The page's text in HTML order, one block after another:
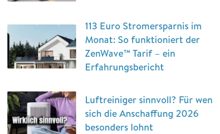
113 Euro Stromersparnis im
Monat: So funktioniert der
ZenWave™ Tarif – ein
Erfahrungsbericht
Luftreiniger sinnvoll? Für wen
sich die Anschaffung 2026
besonders lohnt